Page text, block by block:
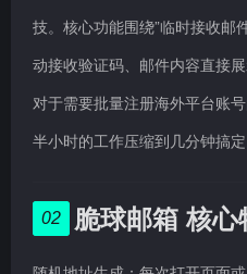
技。核心功能围绕”临时接收邮
动接收验证码、邮件内容直接
对于需要批量注册海外平台账
半小时的工作压缩到几分钟搞定
02 脆球邮箱 核心